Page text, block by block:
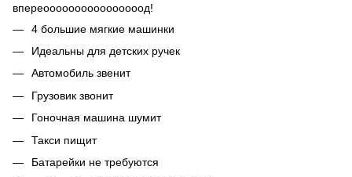
впереоооооооооооооооод!
4 большие мягкие машинки
Идеальны для детских ручек
Автомобиль звенит
Грузовик звонит
Гоночная машина шумит
Такси пищит
Батарейки не требуются